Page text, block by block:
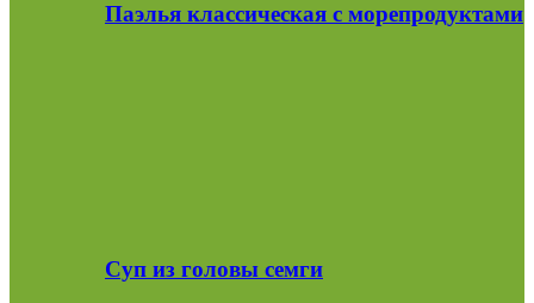
Паэлья классическая с морепродуктами
Суп из головы семги